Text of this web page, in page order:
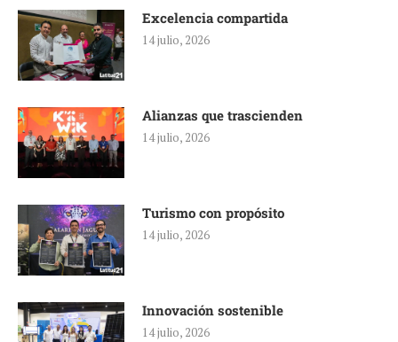
Excelencia compartida
14 julio, 2026
Alianzas que trascienden
14 julio, 2026
Turismo con propósito
14 julio, 2026
Innovación sostenible
14 julio, 2026